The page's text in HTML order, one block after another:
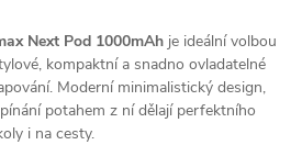
Next Pod 1000mAh je ideální volbou
kompaktní a snadno ovladatelné
Moderní minimalistický design,
potahem z ní dělají perfektního
i na cesty.